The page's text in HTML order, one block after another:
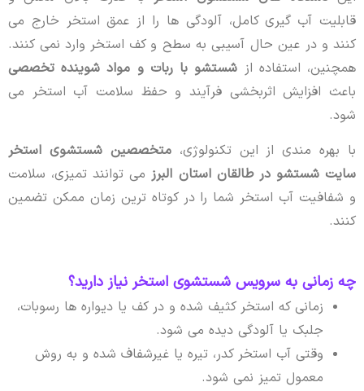
قابلیت آب گیری کامل، آلودگی ها را از عمق استخر خارج می
کنند و در عین حال آسیبی به سطح و کف استخر وارد نمی کنند.
همچنین، استفاده از شستشو با ربات و مواد شوینده تخصصی
باعث افزایش اثربخشی فرآیند و حفظ سلامت آب استخر می
شود.
با بهره مندی از این تکنولوژی، متخصصین شستشوی استخر
سایت شستشو در طالقان استان البرزمی توانند تمیزی، سلامت
و شفافیت آب استخر شما را در کوتاه ترین زمان ممکن تضمین
کنند.
چه زمانی به سرویس شستشوی استخر نیاز دارید؟
زمانی که استخر کثیف شده و در کف یا دیواره ها رسوبات،
جلبک یا آلودگی دیده می شود.
وقتی آب استخر کدر، تیره یا غیرشفاف شده و به روش
معمول تمیز نمی شود.